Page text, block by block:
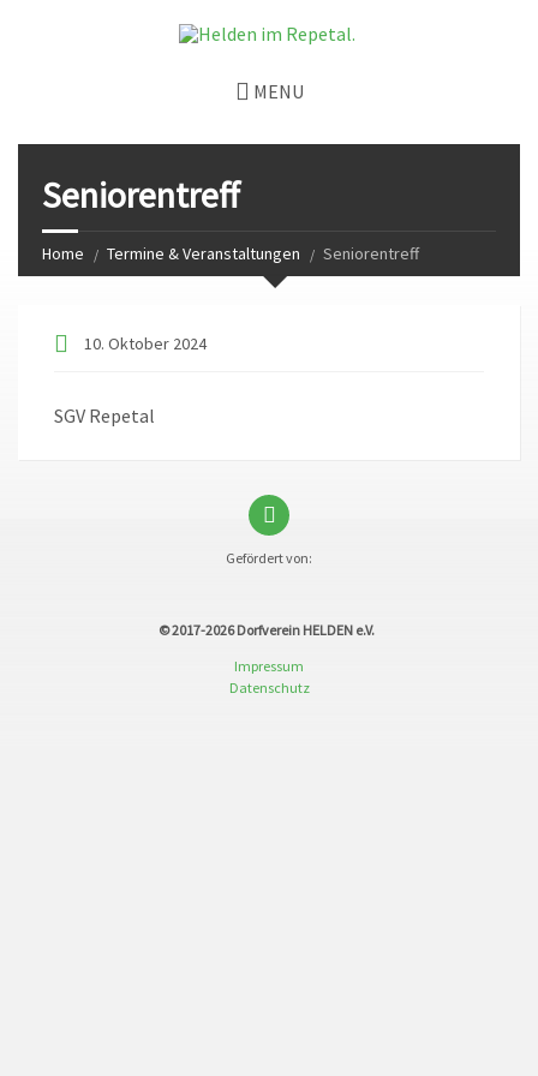
MENU
Seniorentreff
Home Termine & Veranstaltungen Seniorentreff
10. Oktober 2024
SGV Repetal
Gefördert von:
© 2017-2026Dorfverein HELDEN e.V.
Impressum
Datenschutz